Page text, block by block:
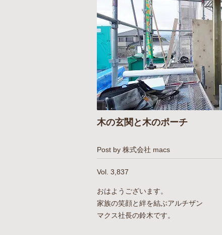
木の玄関と木のポーチ
Post by 株式会社 macs
Vol. 3,837
おはようございます。
家族の笑顔と絆を結ぶアルチザン
マクス社長の鈴木です。